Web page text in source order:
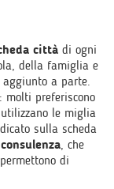
città di ogni
della famiglia e
a parte.
molti preferiscono
le miglia
sulla scheda
, che
di